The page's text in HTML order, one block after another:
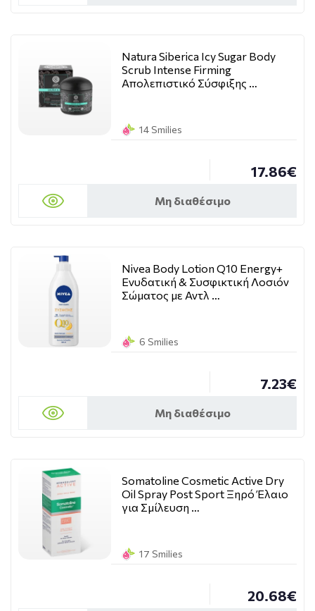
Natura Siberica Icy Sugar Body
Scrub Intense Firming
Απολεπιστικό Σύσφιξης …
14 Smilies
17.86€
Μη διαθέσιμο
Nivea Body Lotion Q10 Energy+
Ενυδατική & Συσφικτική Λοσιόν
Σώματος με Αντλ …
6 Smilies
7.23€
Μη διαθέσιμο
Somatoline Cosmetic Active Dry
Oil Spray Post Sport Ξηρό Έλαιο
για Σμίλευση …
17 Smilies
20.68€